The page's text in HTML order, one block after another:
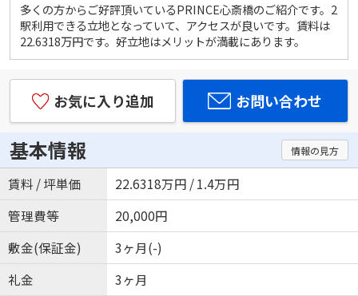
多くの方からご好評頂いているPRINCE心斎橋のご紹介です。2
駅利用できる立地となっていて、アクセスが良いです。賃料は
22.6318万円です。好立地はメリットが満載にあります。
お気に入り追加 お問い合わせ
基本情報 情報の見方
賃料 / 坪単価
22.6318万円 / 1.4万円
管理費等
20,000円
敷金(保証金)
3ヶ月(-)
礼金
3ヶ月